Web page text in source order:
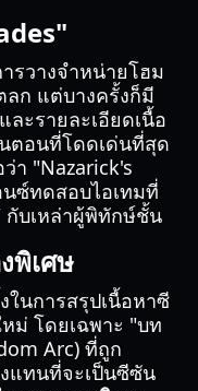
รวางจำหน่ายโฮม
ก แต่บางครั้งก็มี
ะรายละเอียดเนื้อ
นตอนที่โดดเด่นที่สุด
า "Nazarick's
ซ์ทดสอบไอเทมที่
กับเหล่าผู้พิทักษ์ชั้น
พิเศษ
นการสรุปเนื้อหาซี
ม่ โดยเฉพาะ "บท
Arc) ที่ถูก
แทนที่จะเป็นซีซัน